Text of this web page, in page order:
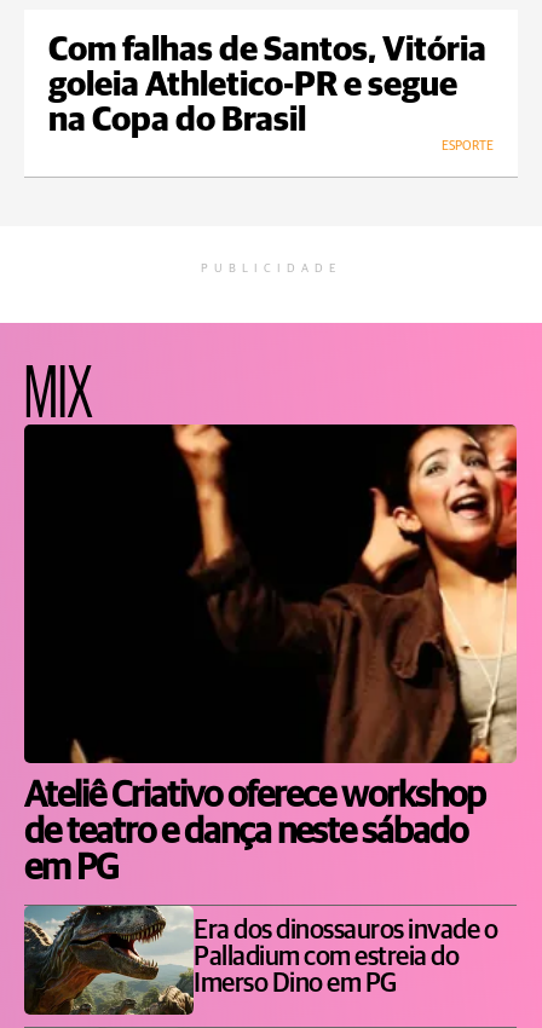
Com falhas de Santos, Vitória
goleia Athletico-PR e segue
na Copa do Brasil
ESPORTE
PUBLICIDADE
MIX
Ateliê Criativo oferece workshop
de teatro e dança neste sábado
em PG
Era dos dinossauros invade o
Palladium com estreia do
Imerso Dino em PG